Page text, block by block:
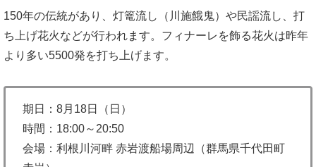
150年の伝統があり、灯篭流し（川施餓鬼）や民謡流し、打
ち上げ花火などが行われます。フィナーレを飾る花火は昨年
より多い5500発を打ち上げます。
期日：8月18日（日）
時間：18:00～20:50
会場：利根川河畔 赤岩渡船場周辺（群馬県千代田町